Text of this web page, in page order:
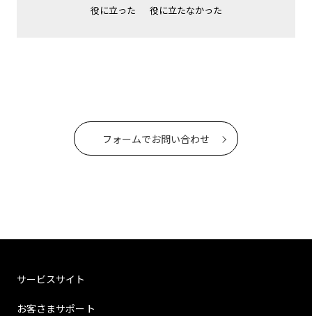
役に立った 役に立たなかった
フォームでお問い合わせ
サービスサイト
お客さまサポート